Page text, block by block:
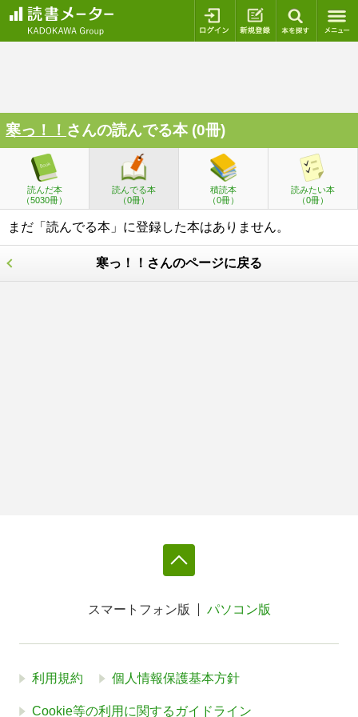
ログイン 新規登録
寒っ！！ さんの読んでる本 (0冊)
読んだ本
（5030冊）
読んでる本
（0冊）
積読本
（0冊）
読みたい本
（0冊）
まだ「読んでる本」に登録した本はありません。
寒っ！！さんのページに戻る
スマートフォン版 パソコン版
利用規約 個人情報保護基本方針
Cookie等の利用に関するガイドライン